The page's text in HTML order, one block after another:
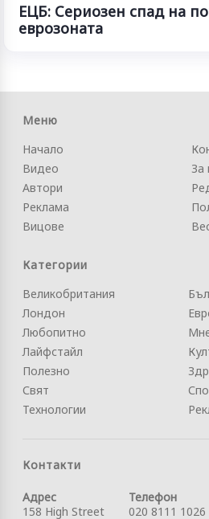
ЕЦБ: Сериозен спад на
еврозоната
Меню
Начало
Видео
Автори
Реклама
Вицове
За
Категории
Великобритания
Лондон
Любопитно
Лайфстайл
Полезно
Свят
Технологии
Контакти
Адрес
158 High Street
Телефон
020 8111 1026